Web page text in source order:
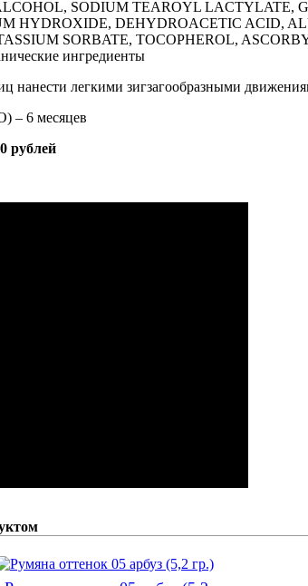
SODIUM TEAROYL
HYDROXIDE, DEHYDROACETIC ACID,
SORBATE, TOCOPHEROL,
ингредиенты
нанести легкими зигзагообразными
– 6 месяцев
рублей